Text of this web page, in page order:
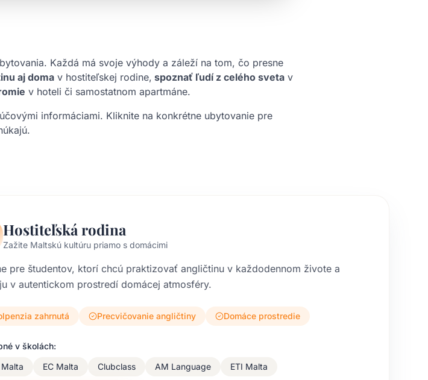
Každá má svoje výhody a záleží na tom, čo presne
aj doma v hostiteľskej rodine, spoznať ľudí z celého sveta v
v hoteli či samostatnom apartmáne.
informáciami. Kliknite na konkrétne ubytovanie pre
Hostiteľská rodina
Zažite Maltskú kultúru priamo s domácimi
pre študentov, ktorí chcú praktizovať angličtinu v každodennom živote a
v autentickom prostredí domácej atmosféry.
zahrnutá Precvičovanie angličtiny Domáce prostredie
v školách:
Malta
EC Malta Clubclass AM Language ETI Malta